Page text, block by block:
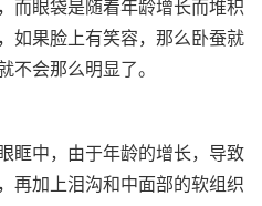
而眼袋是随着年龄增长而堆积
如果脸上有笑容，那么卧蚕就
不会那么明显了。
眶中，由于年龄的增长，导致
再加上泪沟和中面部的软组织